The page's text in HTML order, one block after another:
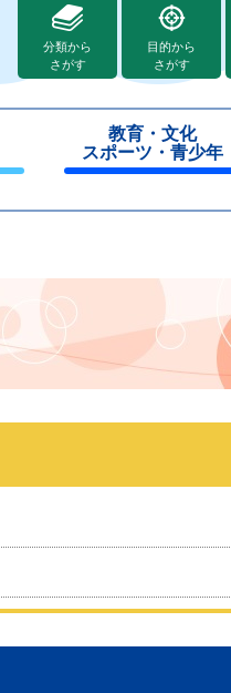
分類から
さがす
目的から
さがす
教育・文化
スポーツ・青少年
じ